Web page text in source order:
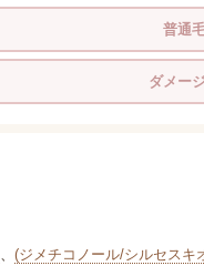
普通
ダメー
、 (ジメチコノール/シルセスキ